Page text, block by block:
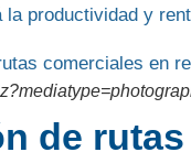
productividad y
de